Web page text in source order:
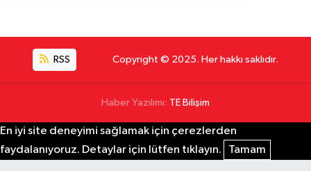
RSS Copyright © 2025. Her hakkı saklıdır.
Haber Yazılımı: TE Bilişim
En iyi site deneyimi sağlamak için çerezlerden
faydalanıyoruz. Detaylar için lütfen tıklayın.
Tamam